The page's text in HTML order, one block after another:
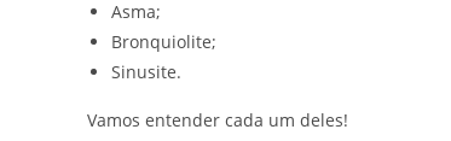
Asma;
Bronquiolite;
Sinusite.
Vamos entender cada um deles!